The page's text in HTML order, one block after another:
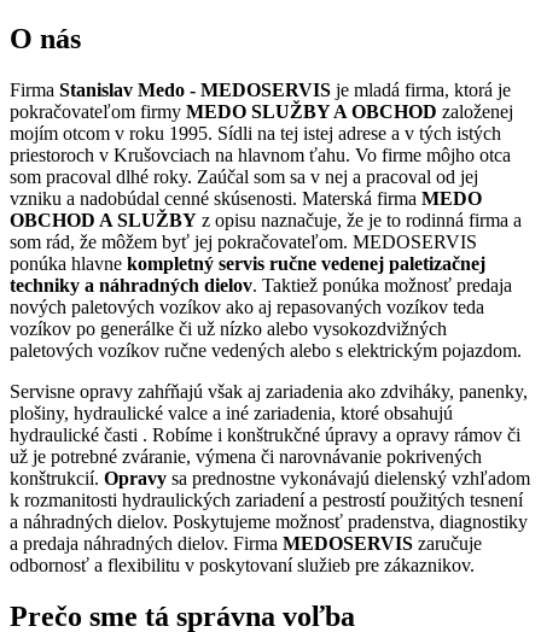
O nás
Firma Stanislav Medo - MEDOSERVIS je mladá firma, ktorá je
pokračovateľom firmy MEDO SLUŽBY A OBCHOD založenej
mojím otcom v roku 1995. Sídli na tej istej adrese a v tých istých
priestoroch v Krušovciach na hlavnom ťahu. Vo firme môjho otca
som pracoval dlhé roky. Zaúčal som sa v nej a pracoval od jej
vzniku a nadobúdal cenné skúsenosti. Materská firma MEDO
OBCHOD A SLUŽBY z opisu naznačuje, že je to rodinná firma a
som rád, že môžem byť jej pokračovateľom. MEDOSERVIS
ponúka hlavne kompletný servis ručne vedenej paletizačnej
techniky a náhradných dielov. Taktiež ponúka možnosť predaja
nových paletových vozíkov ako aj repasovaných vozíkov teda
vozíkov po generálke či už nízko alebo vysokozdvižných
paletových vozíkov ručne vedených alebo s elektrickým pojazdom.
Servisne opravy zahŕňajú však aj zariadenia ako zdviháky, panenky,
plošiny, hydraulické valce a iné zariadenia, ktoré obsahujú
hydraulické časti . Robíme i konštrukčné úpravy a opravy rámov či
už je potrebné zváranie, výmena či narovnávanie pokrivených
konštrukcií. Opravy sa prednostne vykonávajú dielenský vzhľadom
k rozmanitosti hydraulických zariadení a pestrostí použitých tesnení
a náhradných dielov. Poskytujeme možnosť pradenstva, diagnostiky
a predaja náhradných dielov. Firma MEDOSERVIS zaručuje
odbornosť a flexibilitu v poskytovaní služieb pre zákaznikov.
Prečo sme tá správna voľba